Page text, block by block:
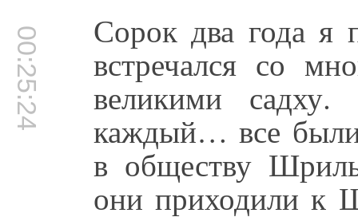
00:25:24 Сорок два года
встречался со
великими
каждый… все были
в обществу
они приходили к